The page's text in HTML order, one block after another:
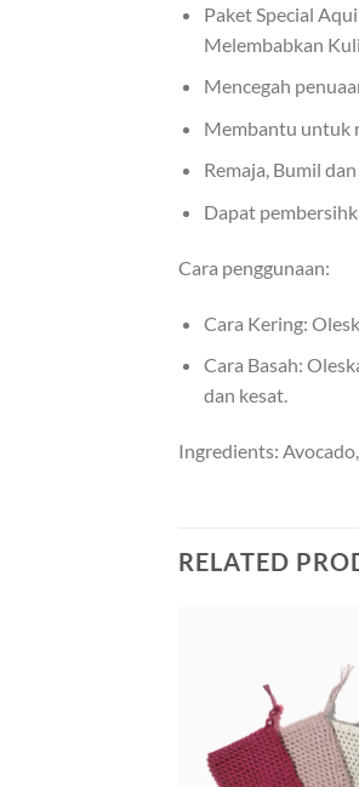
Paket Special
Melembabkan
Mencegah
Membantu untuk
Remaja, Bumil
Dapat
Cara penggunaan:
Cara Kering:
Cara Basah:
dan kesat.
Ingredients:
RELATED